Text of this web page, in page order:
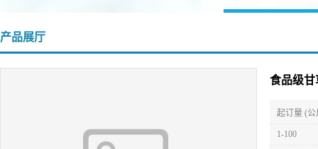
产品展厅
食品级甘
起订量 (公
1-100